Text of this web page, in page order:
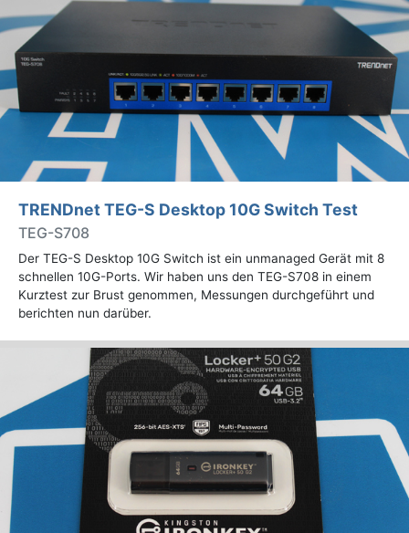
TRENDnet TEG-S Desktop 10G Switch Test
TEG-S708
Der TEG-S Desktop 10G Switch ist ein unmanaged Gerät mit 8
schnellen 10G-Ports. Wir haben uns den TEG-S708 in einem
Kurztest zur Brust genommen, Messungen durchgeführt und
berichten nun darüber.